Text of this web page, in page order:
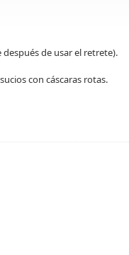
de usar el retrete).
con cáscaras rotas.